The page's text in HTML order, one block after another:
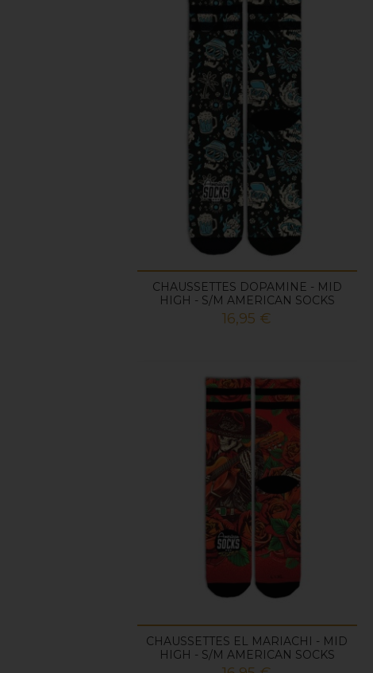
CHAUSSETTES DOPAMINE - MID
HIGH - S/M AMERICAN SOCKS
Prix
16,95 €
CHAUSSETTES EL MARIACHI - MID
HIGH - S/M AMERICAN SOCKS